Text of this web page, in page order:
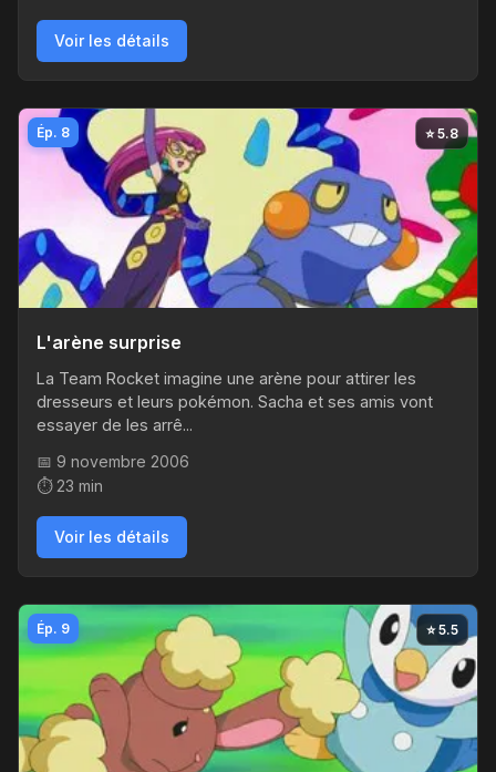
Voir les détails
Ép. 8 ⭐ 5.8
L'arène surprise
La Team Rocket imagine une arène pour attirer les
dresseurs et leurs pokémon. Sacha et ses amis vont
essayer de les arrê...
📅 9 novembre 2006
⏱️ 23 min
Voir les détails
Ép. 9 ⭐ 5.5